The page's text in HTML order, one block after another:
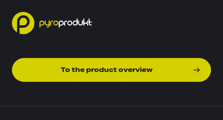
To the product overview